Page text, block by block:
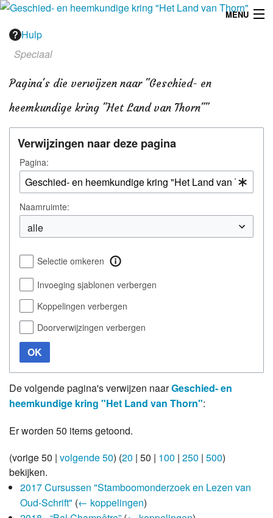
MENU
Menu
Locaties
Overig
Verenigingsinfo
Hulp
Speciaal
Pagina's die verwijzen naar "Geschied- en
heemkundige kring "Het Land van Thorn""
Verwijzingen naar deze pagina
Pagina:
Naamruimte:
Selectie omkeren
Invoeging sjablonen verbergen
Koppelingen verbergen
Doorverwijzingen verbergen
OK
De volgende pagina's verwijzen naarGeschied- en
heemkundige kring "Het Land van Thorn":
Er worden 50 items getoond.
(vorige 50 | volgende 50) (20 | 50 | 100 | 250 | 500)
bekijken.
2017 Cursussen "Stamboomonderzoek en Lezen van
Oud-Schrift" (← koppelingen)